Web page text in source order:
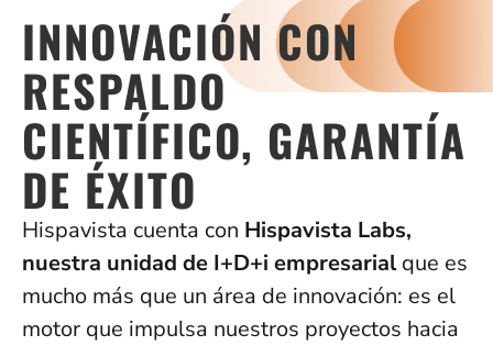
INNOVACIÓN CON
RESPALDO
CIENTÍFICO, GARANTÍA
DE ÉXITO
Hispavista cuenta con Hispavista Labs,
nuestra unidad de I+D+i empresarialque es
mucho más que un área de innovación: es el
motor que impulsa nuestros proyectos hacia